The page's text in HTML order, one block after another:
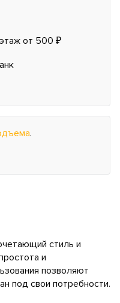
от 500 ₽
.
стиль и
и
позволяют
под свои потребности.